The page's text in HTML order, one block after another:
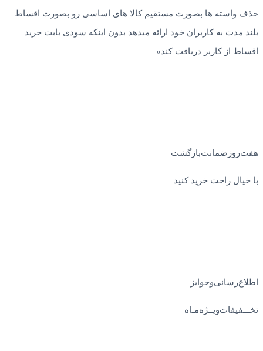
حذف واسته ها بصورت مستقیم کالا های اساسی رو بصورت اقساط
بلند مدت به کاربران خود ارائه میدهد بدون اینکه سودی بابت خرید
اقساط از کاربر دریافت کند»
هفت‌روز‌ضمانت‌بازگشت
با خیال راحت خرید کنید
اطلاع‌رسانی‌و‌جوایز
تخـــفیفات‌ویــژه‌مـاه